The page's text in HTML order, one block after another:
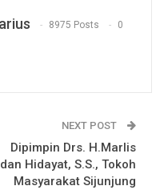
8975 Posts 0
NEXT POST
Dipimpin Drs. H.Marlis
dan Hidayat, S.S., Tokoh
Masyarakat Sijunjung